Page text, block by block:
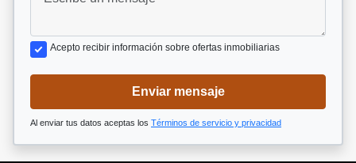
Acepto recibir información sobre ofertas inmobiliarias
Enviar mensaje
Al enviar tus datos aceptas los Términos de servicio y privacidad